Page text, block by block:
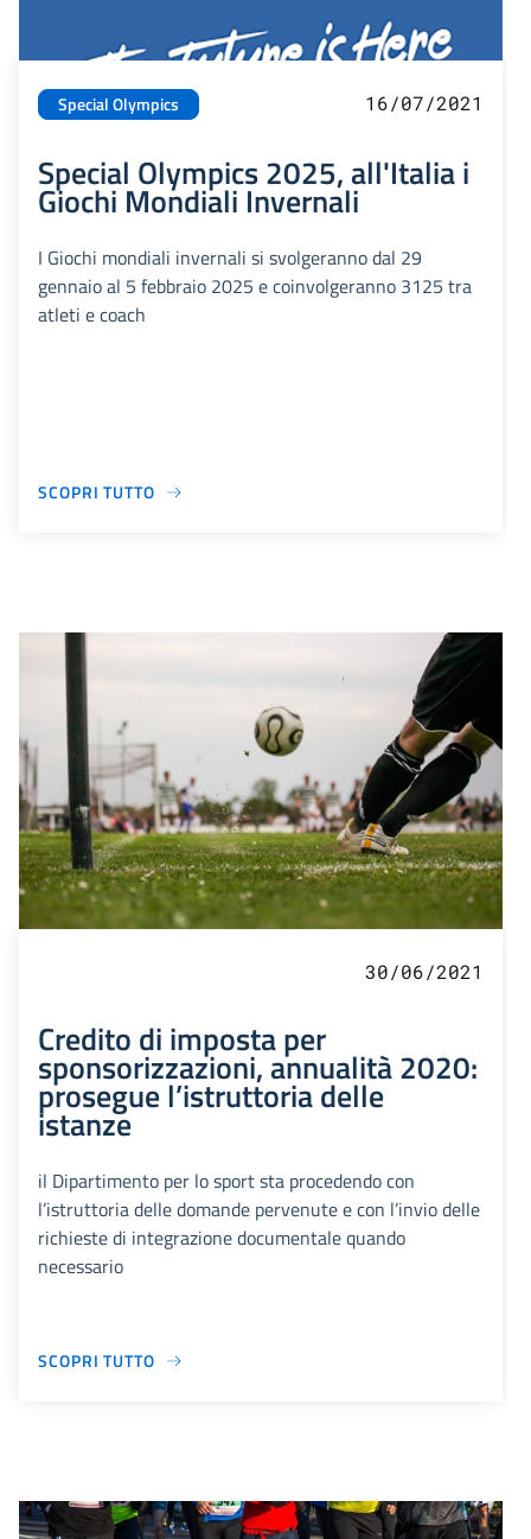
Special Olympics 16/07/2021
Special Olympics 2025, all'Italia i
Giochi Mondiali Invernali
I Giochi mondiali invernali si svolgeranno dal 29
gennaio al 5 febbraio 2025 e coinvolgeranno 3125 tra
atleti e coach
SCOPRI TUTTO
30/06/2021
Credito di imposta per
sponsorizzazioni, annualità 2020:
prosegue l’istruttoria delle
istanze
il Dipartimento per lo sport sta procedendo con
l’istruttoria delle domande pervenute e con l’invio delle
richieste di integrazione documentale quando
necessario
SCOPRI TUTTO